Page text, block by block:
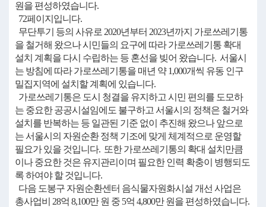
원을 편성하였습니다.
72페이지입니다.
무단투기 등의 사유로 2020년부터 2023년까지 가로쓰레기통
을 철거해 왔으나 시민들의 요구에 따라 가로쓰레기통 확대
설치 계획을 다시 수립하는 등 혼선을 빚어 왔습니다. 서울시
는 방침에 따라 가로쓰레기통을 매년 약 1,000개씩 유동 인구
밀집지역에 설치할 계획에 있습니다.
가로쓰레기통은 도시 청결을 유지하고 시민 편의를 도모하
는 중요한 공공시설임에도 불구하고 서울시의 정책은 철거와
설치를 반복하는 등 일관된 기준 없이 추진해 왔으나 앞으로
는 서울시의 자원순환 정책 기조에 맞게 체계적으로 운영할
필요가 있을 것입니다. 또한 가로쓰레기통의 확대 설치만큼
이나 중요한 것은 유지관리이며 필요한 인력 확충이 병행되도
록 하여야 할 것입니다.
다음 도봉구 자원순환센터 음식물자원화시설 개선 사업은
총사업비 28억 8,100만 원 중 5억 4,800만 원을 편성하였습니다.